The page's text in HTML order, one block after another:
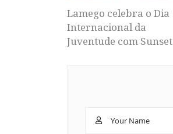
Lamego celebra o Dia
Internacional da
Juventude com Sunset